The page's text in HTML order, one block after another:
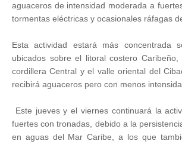
aguaceros de intensidad moderada a
tormentas eléctricas y ocasionales ráfagas
Esta actividad estará más concentrada
ubicados sobre el litoral costero
cordillera Central y el valle oriental del
recibirá aguaceros pero con menos
Este jueves y el viernes continuará la
fuertes con tronadas, debido a la
en aguas del Mar Caribe, a los que